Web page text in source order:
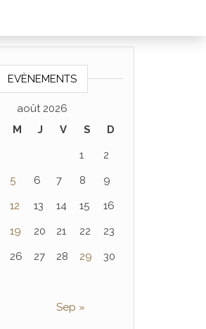
EVÈNEMENTS
août 2026
M J V S
D
1
2
5 6 7 8
9
12 13 14 15
16
19 20 21 22
23
26 27 28 29
30
Sep »